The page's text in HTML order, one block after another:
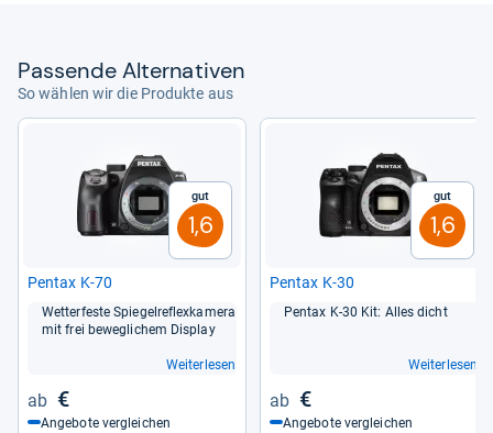
Pas­sende Alter­na­ti­ven
So wählen wir die Produkte aus
Gut
1,6
Pen­tax K-​70
Wet­ter­feste Spie­gel­re­flex­ka­mera
mit frei beweg­li­chem Dis­play
Weiterlesen
€
Angebote vergleichen
Gut
1,6
Pen­tax K-​30
Pen­tax K-​30 Kit: Alles dicht
Weiterlesen
€
Angebote vergleichen